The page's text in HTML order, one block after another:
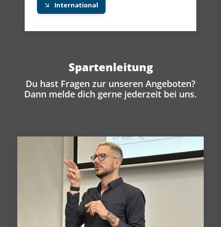
International
Spartenleitung
Du hast Fragen zur unseren Angeboten?
Dann melde dich gerne jederzeit bei uns.